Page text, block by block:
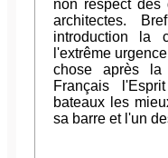
non respect
architectes.
introduction la
l'extrême
chose après
Français
bateaux les
sa barre et l'un